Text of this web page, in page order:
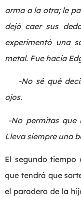
arma a la otra; le
dejó caer sus
experimentó una
metal. Fue hacia
-No sé qué
ojos.
-No permitas que
Lleva siempre una
El segundo tiempo
que tendrá que
el paradero de la